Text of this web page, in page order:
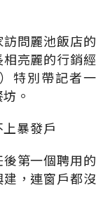
問麗池飯店的
亮麗的行銷經
特別帶記者一
。
暴發戶
第一個聘用的
，連窗戶都沒